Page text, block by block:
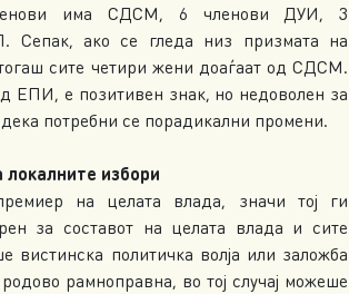
има СДСМ, 6 членови ДУИ, 3
Сепак, ако се гледа низ призмата на
сите четири жени доаѓаат од СДСМ.
ЕПИ, е позитивен знак, но недоволен за
потребни се порадикални промени.
избори
на целата влада, значи тој ги
за составот на целата влада и сите
вистинска политичка волја или заложба
рамноправна, во тој случај можеше